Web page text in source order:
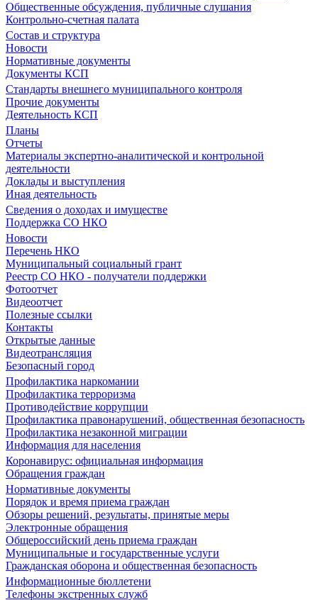
Общественные обсуждения, публичные слушания
Контрольно-счетная палата
Состав и структура
Новости
Нормативные документы
Документы КСП
Стандарты внешнего муниципального контроля
Прочие документы
Деятельность КСП
Планы
Отчеты
Материалы экспертно-аналитической и контрольной
деятельности
Доклады и выступления
Иная деятельность
Сведения о доходах и имуществе
Поддержка СО НКО
Новости
Перечень НКО
Муниципальный социальный грант
Реестр СО НКО - получатели поддержки
Фотоотчет
Видеоотчет
Полезные ссылки
Контакты
Открытые данные
Видеотрансляция
Безопасный город
Профилактика наркомании
Профилактика терроризма
Противодействие коррупции
Профилактика правонарушений, общественная безопасность
Профилактика незаконной миграции
Информация для населения
Коронавирус: официальная информация
Обращения граждан
Нормативные документы
Порядок и время приема граждан
Обзоры решений, результаты, принятые меры
Электронные обращения
Общероссийский день приема граждан
Муниципальные и государственные услуги
Гражданская оборона и общественная безопасность
Информационные бюллетени
Телефоны экстренных служб